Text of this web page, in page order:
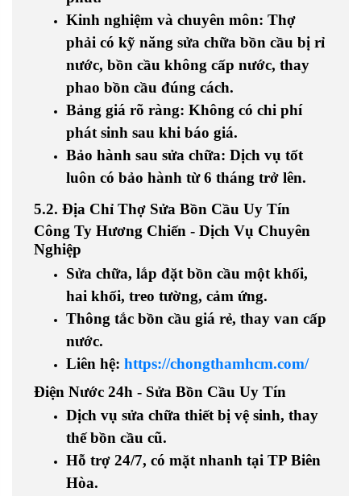
Kinh nghiệm và chuyên môn: Thợ
phải có kỹ năng sửa chữa bồn cầu bị rỉ
nước, bồn cầu không cấp nước, thay
phao bồn cầu đúng cách.
Bảng giá rõ ràng: Không có chi phí
phát sinh sau khi báo giá.
Bảo hành sau sửa chữa: Dịch vụ tốt
luôn có bảo hành từ 6 tháng trở lên.
5.2. Địa Chỉ Thợ Sửa Bồn Cầu Uy Tín
Công Ty Hương Chiến - Dịch Vụ Chuyên
Nghiệp
Sửa chữa, lắp đặt bồn cầu một khối,
hai khối, treo tường, cảm ứng.
Thông tắc bồn cầu giá rẻ, thay van cấp
nước.
Liên hệ: https://chongthamhcm.com/
Điện Nước 24h - Sửa Bồn Cầu Uy Tín
Dịch vụ sửa chữa thiết bị vệ sinh, thay
thế bồn cầu cũ.
Hỗ trợ 24/7, có mặt nhanh tại TP Biên
Hòa.